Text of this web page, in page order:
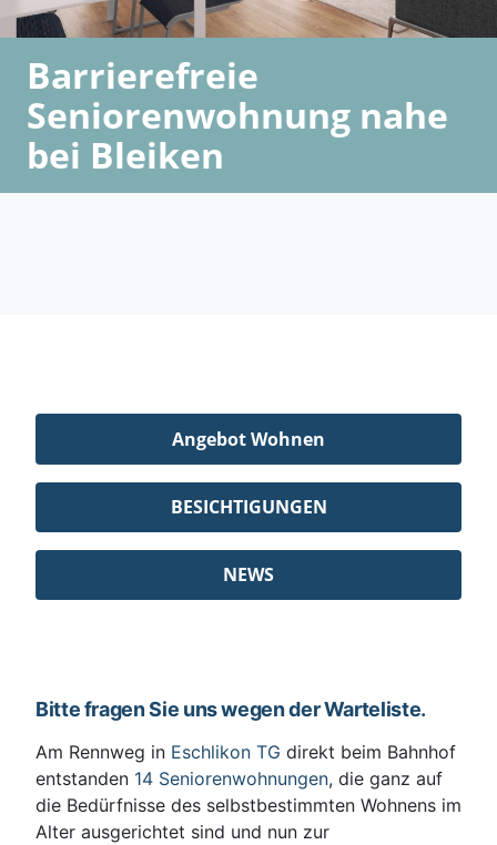
Barrierefreie
Seniorenwohnung nahe
bei Bleiken
Angebot Wohnen
BESICHTIGUNGEN
NEWS
Bitte fragen Sie uns wegen der Warteliste.
Am Rennweg in Eschlikon TG direkt beim Bahnhof
entstanden 14 Seniorenwohnungen, die ganz auf
die Bedürfnisse des selbstbestimmten Wohnens im
Alter ausgerichtet sind und nun zur